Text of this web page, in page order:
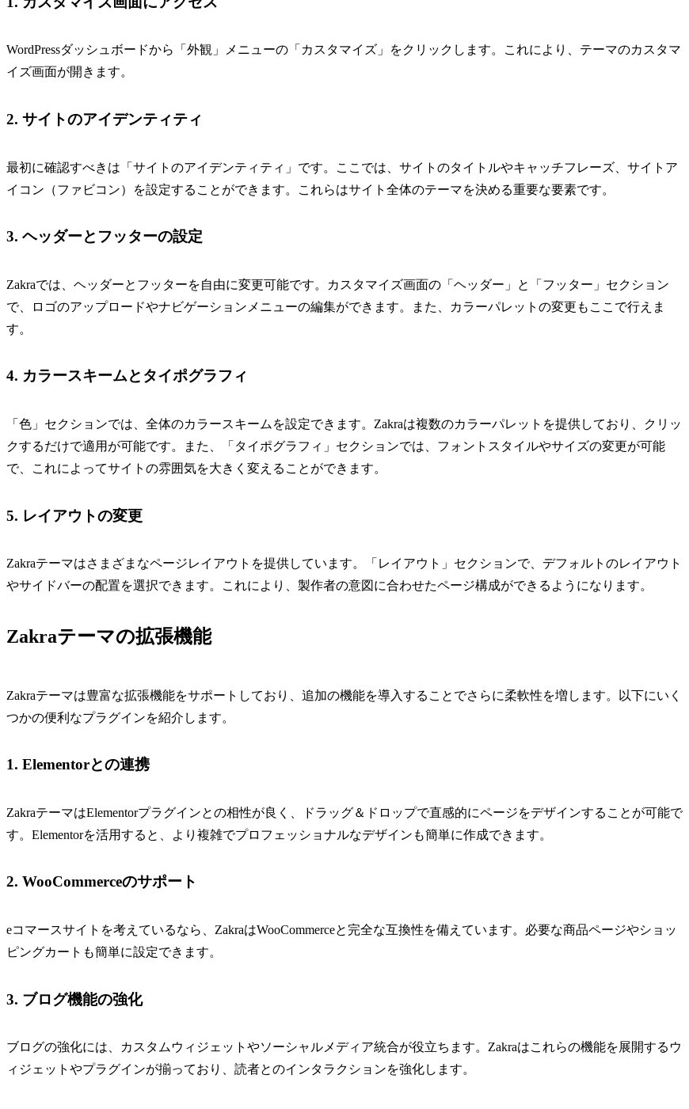
WordPressダッシュボードから「外観」メニューの「カスタマイズ」をクリックします。これにより、テーマのカスタマ
イズ画面が開きます。
2. サイトのアイデンティティ
最初に確認すべきは「サイトのアイデンティティ」です。ここでは、サイトのタイトルやキャッチフレーズ、サイトア
イコン（ファビコン）を設定することができます。これらはサイト全体のテーマを決める重要な要素です。
3. ヘッダーとフッターの設定
Zakraでは、ヘッダーとフッターを自由に変更可能です。カスタマイズ画面の「ヘッダー」と「フッター」セクション
で、ロゴのアップロードやナビゲーションメニューの編集ができます。また、カラーパレットの変更もここで行えま
す。
4. カラースキームとタイポグラフィ
「色」セクションでは、全体のカラースキームを設定できます。Zakraは複数のカラーパレットを提供しており、クリッ
クするだけで適用が可能です。また、「タイポグラフィ」セクションでは、フォントスタイルやサイズの変更が可能
で、これによってサイトの雰囲気を大きく変えることができます。
5. レイアウトの変更
Zakraテーマはさまざまなページレイアウトを提供しています。「レイアウト」セクションで、デフォルトのレイアウト
やサイドバーの配置を選択できます。これにより、製作者の意図に合わせたページ構成ができるようになります。
Zakraテーマの拡張機能
Zakraテーマは豊富な拡張機能をサポートしており、追加の機能を導入することでさらに柔軟性を増します。以下にいく
つかの便利なプラグインを紹介します。
1. Elementorとの連携
ZakraテーマはElementorプラグインとの相性が良く、ドラッグ＆ドロップで直感的にページをデザインすることが可能で
す。Elementorを活用すると、より複雑でプロフェッショナルなデザインも簡単に作成できます。
2. WooCommerceのサポート
eコマースサイトを考えているなら、ZakraはWooCommerceと完全な互換性を備えています。必要な商品ページやショッ
ピングカートも簡単に設定できます。
3. ブログ機能の強化
ブログの強化には、カスタムウィジェットやソーシャルメディア統合が役立ちます。Zakraはこれらの機能を展開するウ
ィジェットやプラグインが揃っており、読者とのインタラクションを強化します。